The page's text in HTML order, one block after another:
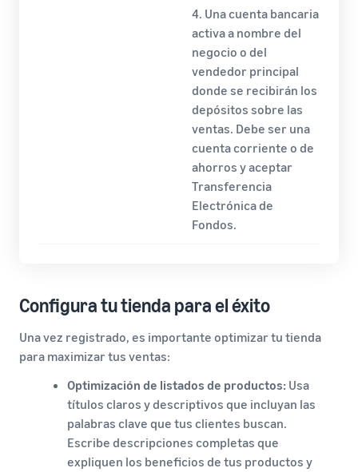
4. Una cuenta bancaria
activa a nombre del
negocio o del
vendedor principal
donde se recibirán los
depósitos sobre las
ventas. Debe ser una
cuenta corriente o de
ahorros y aceptar
Transferencia
Electrónica de
Fondos.
Configura tu tienda para el éxito
Una vez registrado, es importante optimizar tu tienda
para maximizar tus ventas:
Optimización de listados de productos: Usa
títulos claros y descriptivos que incluyan las
palabras clave que tus clientes buscan.
Escribe descripciones completas que
expliquen los beneficios de tus productos y